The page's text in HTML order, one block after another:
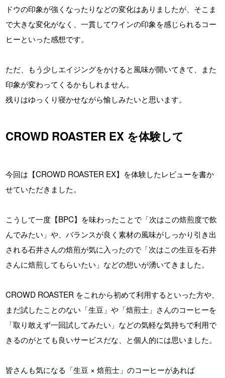
ドウの印象が強くなったりなどの変化はありましたが、そこま
で大きな変化がなく、一貫してワインの印象を感じられるコー
ヒーといった感想です。
ただ、もう少しエイジングをかけると風味が開いてきて、また
印象が変わってくるかもしれません。
残りはゆっくり寝かせながら愉しみたいと思います。
CROWD ROASTER EX を体験して
今回は【CROWD ROASTER EX】を体験したレビューを書か
せていただきました。
こうして一度【BPC】を味わったことで「次はこの焙煎度で飲
んでみたい」や、バランスが良く素材の風味がしっかり引き出
される石井さんの焙煎が気に入ったので「次はこの生豆を石井
さんに焙煎してもらいたい」などの想いが湧いてきました。
CROWD ROASTER をこれから初めて利用するといった方や、
まだ試したことのない「生豆」や「焙煎士」さんのコーヒーを
「取り敢えず一回試してみたい」などの気軽な気持ちで利用で
きるのがとても良いサービスだな、と個人的には思いました。
皆さんも気になる「生豆 × 焙煎士」のコーヒーがあれば